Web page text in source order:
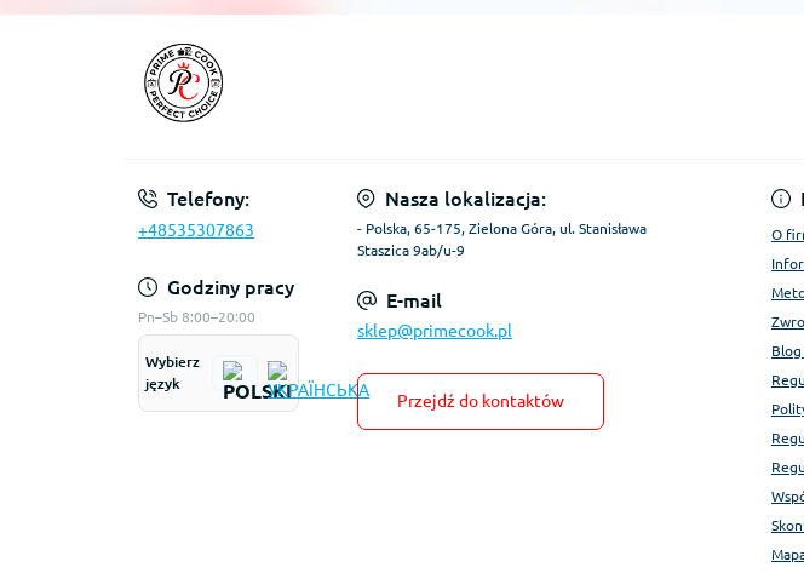
Telefony:
+48535307863
Godziny pracy
Pn–Sb 8:00–20:00
Wybierz
język
Nasza lokalizacja:
- Polska, 65-175, Zielona Góra, ul. Stanisława
Staszica 9ab/u-9
E-mail
sklep@primecook.pl
Przejdź do kontaktów
O